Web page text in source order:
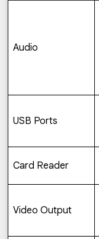
Audio
USB Ports
Card Reader
Video Output